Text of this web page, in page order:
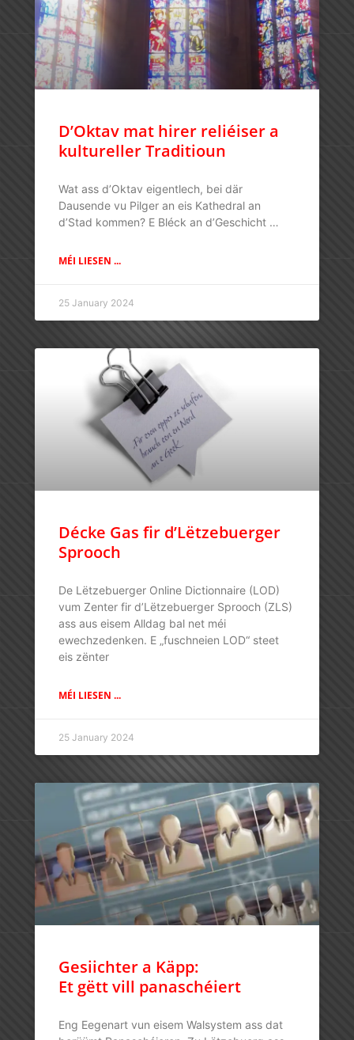
D’Oktav mat hirer reliéiser a
kultureller Traditioun
Wat ass d’Oktav eigentlech, bei där
Dausende vu Pilger an eis Kathedral an
d’Stad kommen? E Bléck an d’Geschicht …
MÉI LIESEN ...
25 January 2024
Décke Gas fir d’Lëtzebuerger
Sprooch
De Lëtzebuerger Online Dictionnaire (LOD)
vum Zenter fir d’Lëtzebuerger Sprooch (ZLS)
ass aus eisem Alldag bal net méi
ewechzedenken. E „fuschneien LOD“ steet
eis zënter
MÉI LIESEN ...
25 January 2024
Gesiichter a Käpp:
Et gëtt vill panaschéiert
Eng Eegenart vun eisem Walsystem ass dat